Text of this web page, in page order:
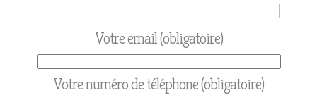
Votre email (obligatoire)
Votre numéro de téléphone (obligatoire)